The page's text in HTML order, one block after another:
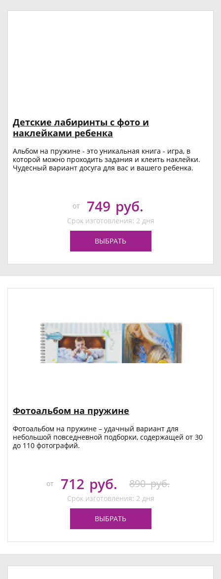
Детские лабиринты с фото и
наклейками ребенка
Альбом на пружине - это уникальная книга - игра, в
которой можно проходить задания и клеить наклейки.
Чудесный вариант досуга для вас и вашего ребенка.
от 749 руб.
Срок изготовления: 2 дня
ВЫБРАТЬ
Фотоальбом на пружине
Фотоальбом на пружине – удачный вариант для
небольшой повседневной подборки, содержащей от 30
до 110 фотографий.
от 712 руб. 890 руб.
Срок изготовления: 2 дня
ВЫБРАТЬ